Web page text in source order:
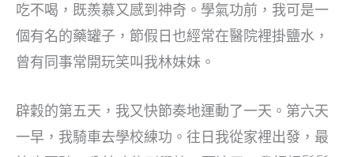
吃不喝，既羨慕又感到神奇。學氣功前，我可是一
個有名的藥罐子，節假日也經常在醫院裡掛鹽水，
曾有同事常開玩笑叫我林妹妹。
辟穀的第五天，我又快節奏地運動了一天。第六天
一早，我騎車去學校練功。往日我從家裡出發，最